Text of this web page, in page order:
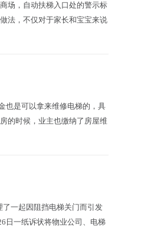
场，自动扶梯入口处的警示标
法，不仅对于家长和宝宝来说
也是可以拿来维修电梯的，具
的时候，业主也缴纳了房屋维
一起因阻挡电梯关门而引发
一纸诉状将物业公司、电梯